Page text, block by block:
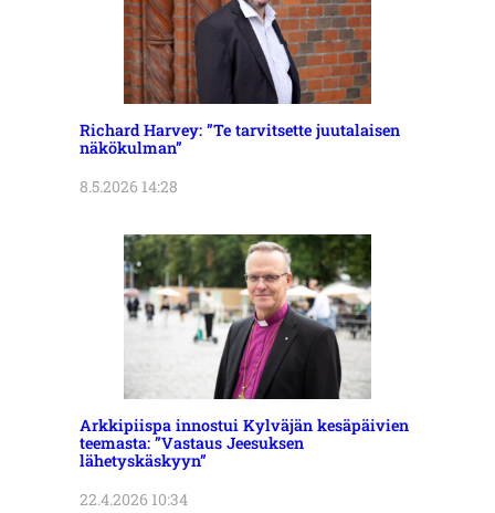
Richard Harvey: ”Te tarvitsette juutalaisen
näkökulman”
8.5.2026 14:28
Arkkipiispa innostui Kylväjän kesäpäivien
teemasta: ”Vastaus Jeesuksen
lähetyskäskyyn”
22.4.2026 10:34